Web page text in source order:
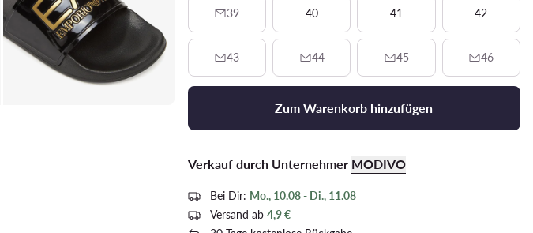
39 40 41 42
43 44 45 46
Zum Warenkorb hinzufügen
Verkauf durch Unternehmer MODIVO
Bei Dir: Mo., 10.08 - Di., 11.08
Versand ab 4,9 €